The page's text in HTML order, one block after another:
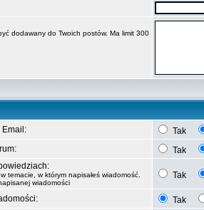
dodawany do Twoich postów. Ma limit 300
Email:
Tak
Tak
temacie, w którym napisałeś wiadomość.
wiadomości
Tak
Tak